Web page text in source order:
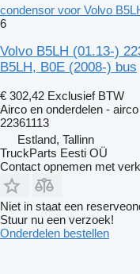
condensor voor Volvo
6
Volvo B5LH (01.13-)
B5LH, B0E (2008-) bus
€ 302,42 Exclusief BTW
Airco en onderdelen -
22361113
Estland, Tallinn
TruckParts Eesti OÜ
Contact opnemen met
Niet in staat een
Stuur nu een verzoek!
Onderdelen bestellen